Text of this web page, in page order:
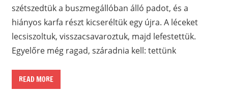
szétszedtük a buszmegállóban álló padot, és a
hiányos karfa részt kicseréltük egy újra. A léceket
lecsiszoltuk, visszacsavaroztuk, majd lefestettük.
Egyelőre még ragad, száradnia kell: tettünk
READ MORE